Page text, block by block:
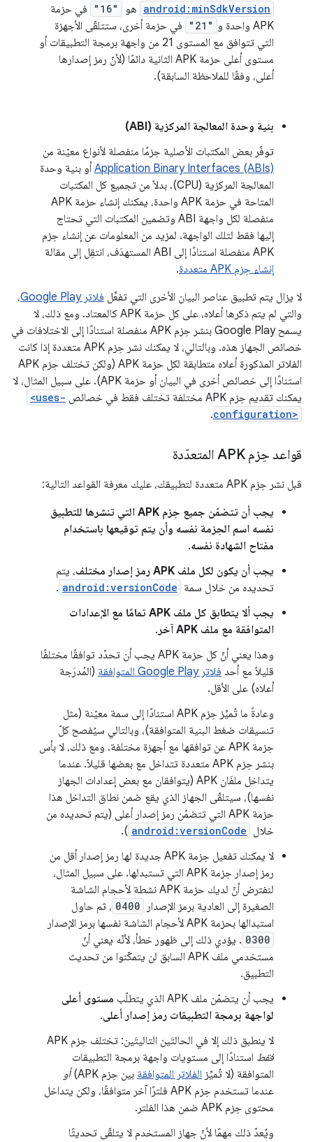
android:minSdkVersion هو "16"
في حزمة
APK واحدة و
"21"
في حزمة أخرى، ستتلقّى الأجهزة
التي تتوافق مع المستوى 21 من واجهة برمجة التطبيقات أو
مستوى أعلى حزمة APK الثانية دائمًا (لأنّ رمز إصدارها
أعلى، وفقًا للملاحظة السابقة).
بنية وحدة المعالجة المركزية (ABI)
توفّر بعض المكتبات الأصلية حِزمًا منفصلة لأنواع معيّنة من
Application Binary Interfaces (ABIs) أو بنية وحدة
المعالجة المركزية (CPU). بدلاً من تجميع كل المكتبات
المتاحة في حزمة APK واحدة، يمكنك إنشاء حزمة APK
منفصلة لكل واجهة ABI وتضمين المكتبات التي تحتاج
إليها فقط لتلك الواجهة. لمزيد من المعلومات عن إنشاء حِزم
APK منفصلة استنادًا إلى ABI المستهدَف، انتقِل إلى مقالة
إنشاء حِزم APK متعددة
.
لا يزال يتم تطبيق عناصر البيان الأخرى التي تفعِّل فلاتر Google Play
،
والتي لم يتم ذكرها أعلاه، على كل حزمة APK كالمعتاد. ومع ذلك، لا
يسمح Google Play بنشر حِزم APK منفصلة استنادًا إلى الاختلافات في
خصائص الجهاز هذه. وبالتالي، لا يمكنك نشر حِزم APK متعددة إذا كانت
الفلاتر المذكورة أعلاه متطابقة لكل حزمة APK (ولكن تختلف حِزم APK
استنادًا إلى خصائص أخرى في البيان أو حزمة APK). على سبيل المثال، لا
يمكنك تقديم حِزم APK مختلفة تختلف فقط في خصائص
<uses-
configuration>
.
قواعد حِزم APK المتعدّدة
قبل نشر حِزم APK متعددة لتطبيقك، عليك معرفة القواعد التالية:
يجب أن تتضمّن جميع حِزم APK التي تنشرها للتطبيق
نفسه اسم الحِزمة نفسه وأن يتم توقيعها باستخدام
مفتاح الشهادة نفسه.
يجب أن يكون لكل ملف APK رمز إصدار مختلف
، يتم
تحديده من خلال سمة android:versionCode
.
يجب ألا يتطابق كل ملف APK تمامًا مع الإعدادات
المتوافقة مع ملف APK آخر
.
وهذا يعني أنّ كل حزمة APK يجب أن تحدّد توافقًا مختلفًا
قليلاً مع أحد فلاتر Google Play المتوافقة
(المُدرَجة
أعلاه) على الأقل.
وعادةً ما تُميِّز حِزم APK استنادًا إلى سمة معيّنة (مثل
تنسيقات ضغط البنية المتوافقة)، وبالتالي سيُفصح كلّ
حِزمة APK عن توافقها مع أجهزة مختلفة. ومع ذلك، لا بأس
بنشر حِزم APK متعددة تتداخل مع بعضها قليلاً. عندما
يتداخل ملفَان APK (يتوافقان مع بعض إعدادات الجهاز
نفسها)، سيتلقّى الجهاز الذي يقع ضمن نطاق التداخل هذا
حزمة APK التي تتضمّن رمز إصدار أعلى (يتم تحديده من
خلال android:versionCode
).
لا يمكنك تفعيل حِزمة APK جديدة لها رمز إصدار أقل من
رمز إصدار حِزمة APK التي تستبدلها. على سبيل المثال،
لنفترض أنّ لديك حزمة APK نشطة لأحجام الشاشة
الصغيرة إلى العادية برمز الإصدار
0400 ، ثم حاول
استبدالها بحزمة APK لأحجام الشاشة نفسها برمز الإصدار
0300 . يؤدي ذلك إلى ظهور خطأ، لأنّه يعني أنّ
مستخدمي ملف APK السابق لن يتمكّنوا من تحديث
التطبيق.
يجب أن يتضمّن ملف APK الذي يتطلّب
مستوى أعلى
لواجهة برمجة التطبيقات رمز إصدار أعلى.
لا ينطبق ذلك إلا في الحالتَين التاليتَين: تختلف حِزم APK
فقط استنادًا إلى مستويات واجهة برمجة التطبيقات
المتوافقة (لا تُميِّز الفلاتر المتوافقة بين حِزم APK)
أو
عندما تستخدم حِزم APK فلترًا آخر متوافقًا، ولكن يتداخل
محتوى حِزم APK ضمن هذا الفلتر.
ويُعدّ ذلك مهمًا لأنّ جهاز المستخدم لا يتلقّى تحديثًا